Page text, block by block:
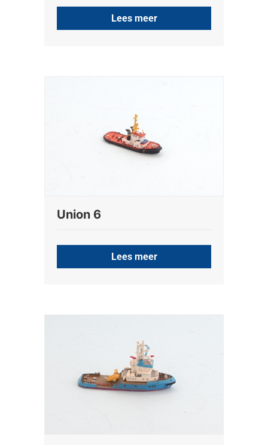
Lees meer
Union 6
Lees meer